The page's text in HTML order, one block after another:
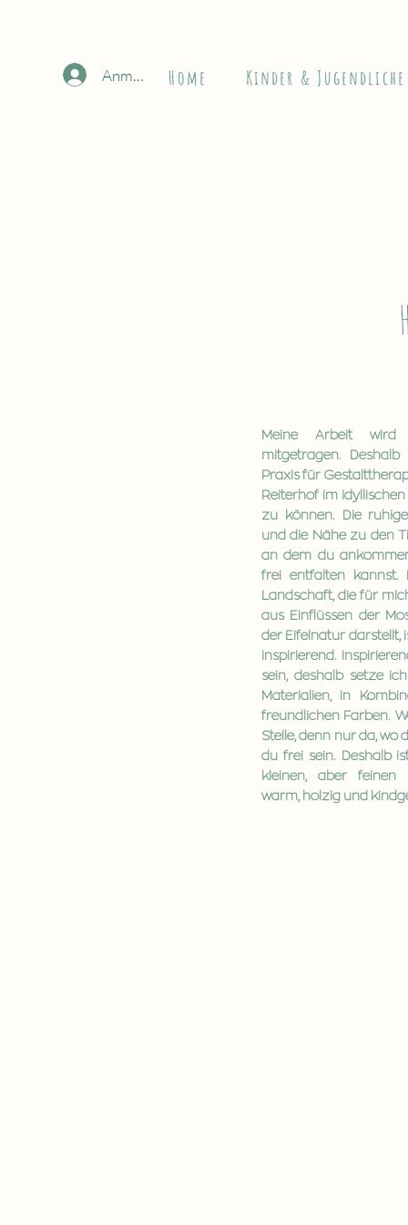
Anmelden Home Kinder & Jugendliche
Meine Arbeit
mitgetragen.
Praxis für
Reiterhof im
zu können. Die
und die Nähe zu den
an dem du
frei entfalten kannst.
Landschaft, die für
aus Einflüssen der
der Eifelnatur darstellt,
inspirierend.
sein, deshalb setze
Materialien, in
freundlichen Farben.
Stelle, denn nur da, wo
du frei sein. Deshalb
kleinen, aber feinen
warm, holzig und